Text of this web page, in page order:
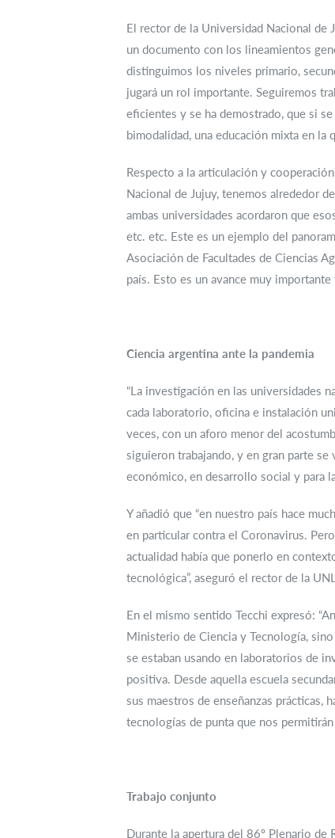
El rector de la Universidad Nacional de
un documento con los lineamientos
distinguimos los niveles primario,
jugará un rol importante. Seguiremos
eficientes y se ha demostrado, que si
bimodalidad, una educación mixta en la
Respecto a la articulación y
Nacional de Jujuy, tenemos alrededor
ambas universidades acordaron que
etc. etc. Este es un ejemplo del
Asociación de Facultades de Ciencias
país. Esto es un avance muy
Ciencia argentina ante la pandemia
“La investigación en las universidades
cada laboratorio, oficina e instalación
veces, con un aforo menor del
siguieron trabajando, y en gran parte
económico, en desarrollo social y para
Y añadió que “en nuestro país hace
en particular contra el Coronavirus.
actualidad había que ponerlo en
tecnológica”, aseguró el rector de la
En el mismo sentido Tecchi expresó:
Ministerio de Ciencia y Tecnología,
se estaban usando en laboratorios de
positiva. Desde aquella escuela
sus maestros de enseñanzas prácticas,
tecnologías de punta que nos
Trabajo conjunto
Durante la apertura del 86º Plenario de